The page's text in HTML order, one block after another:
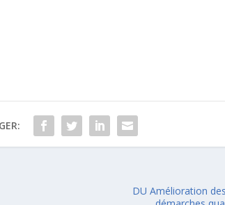
DU Amélioration